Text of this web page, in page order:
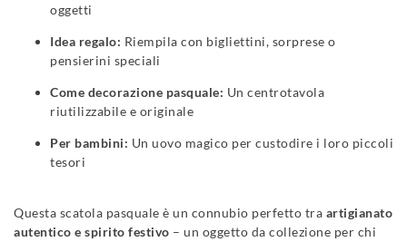
oggetti
Idea regalo: Riempila con bigliettini, sorprese o
pensierini speciali
Come decorazione pasquale: Un centrotavola
riutilizzabile e originale
Per bambini: Un uovo magico per custodire i loro piccoli
tesori
Questa scatola pasquale è un connubio perfetto tra artigianato
autentico e spirito festivo – un oggetto da collezione per chi